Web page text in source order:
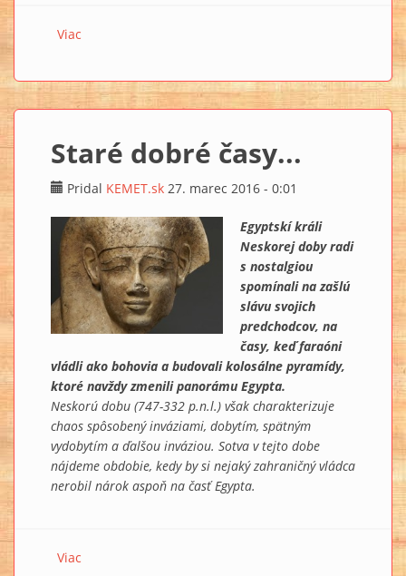
Viac
Staré dobré časy...
Pridal KEMET.sk 27. marec 2016 - 0:01
Egyptskí králi
Neskorej doby radi
s nostalgiou
spomínali na zašlú
slávu svojich
predchodcov, na
časy, keď faraóni
vládli ako bohovia a budovali kolosálne pyramídy,
ktoré navždy zmenili panorámu Egypta.
Neskorú dobu (747-332 p.n.l.) však charakterizuje
chaos spôsobený inváziami, dobytím, spätným
vydobytím a ďalšou inváziou. Sotva v tejto dobe
nájdeme obdobie, kedy by si nejaký zahraničný vládca
nerobil nárok aspoň na časť Egypta.
Viac